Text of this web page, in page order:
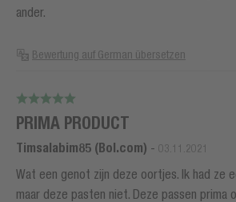
ander.
Bewertung auf German übersetzen
PRIMA PRODUCT
Timsalabim85 (Bol.com) - 03.11.2021
Wat een genot zijn deze oortjes. Ik had ze
maar deze pasten niet. Deze passen prima